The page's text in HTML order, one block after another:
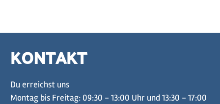
KONTAKT
Du erreichst uns
Montag bis Freitag: 09:30 - 13:00 Uhr und 13:30 - 17:00